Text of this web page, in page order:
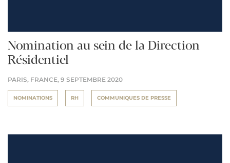
Nomination au sein de la Direction
Résidentiel
PARIS, FRANCE, 9 SEPTEMBRE 2020
NOMINATIONS RH COMMUNIQUES DE PRESSE